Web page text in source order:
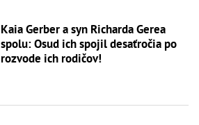
Kaia Gerber a syn Richarda Gerea
spolu: Osud ich spojil desaťročia po
rozvode ich rodičov!